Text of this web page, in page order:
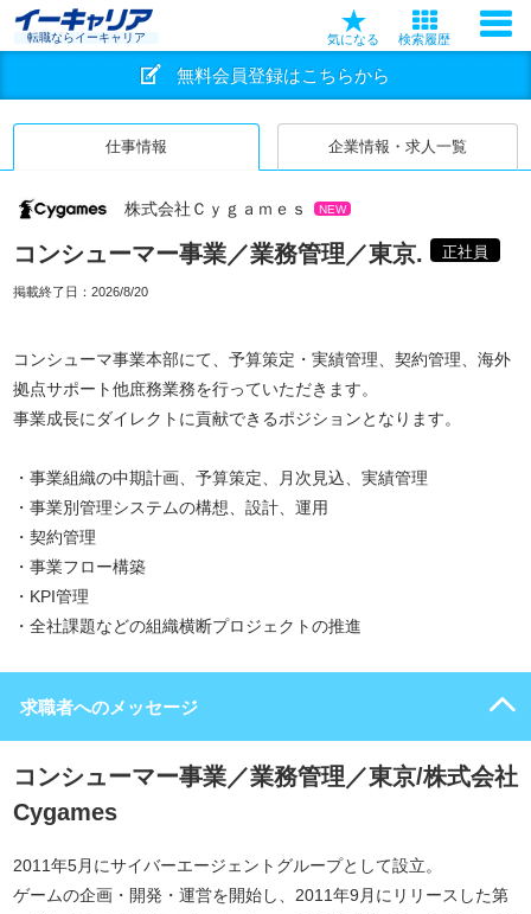
転職ならイーキャリア 気になる 検索履歴
無料会員登録はこちらから
仕事情報 企業情報・求人一覧
株式会社Ｃｙｇａｍｅｓ NEW
コンシューマー事業／業務管理／東京. 正社員
掲載終了日： 2026/8/20
コンシューマ事業本部にて、予算策定・実績管理、契約管理、海外
拠点サポート他庶務業務を行っていただきます。
事業成長にダイレクトに貢献できるポジションとなります。
・事業組織の中期計画、予算策定、月次見込、実績管理
・事業別管理システムの構想、設計、運用
・契約管理
・事業フロー構築
・KPI管理
・全社課題などの組織横断プロジェクトの推進
求職者へのメッセージ
コンシューマー事業／業務管理／東京/株式会社
Cygames
2011年5月にサイバーエージェントグループとして設立。
ゲームの企画・開発・運営を開始し、2011年9月にリリースした第